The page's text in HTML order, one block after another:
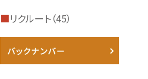
■リクルート（45）